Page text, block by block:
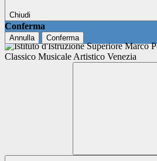
Chiudi
Conferma
Annulla Conferma